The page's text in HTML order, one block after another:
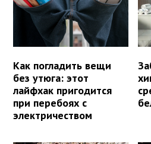
Как погладить вещи
без утюга: этот
лайфхак пригодится
при перебоях с
электричеством